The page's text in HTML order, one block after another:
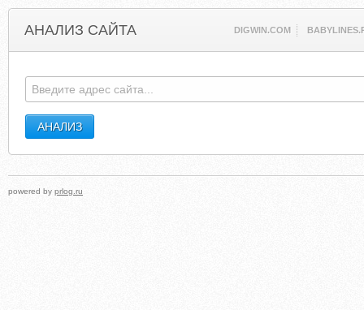
АНАЛИЗ САЙТА DIGWIN.COM
powered by prlog.ru